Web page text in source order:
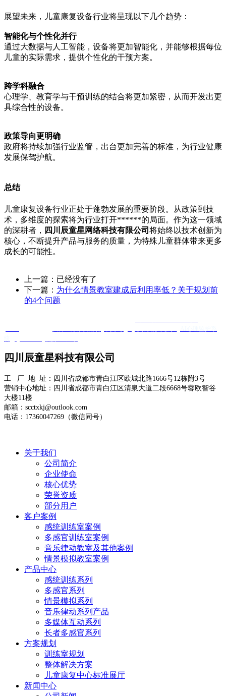
展望未来，儿童康复设备行业将呈现以下几个趋势：
智能化与个性化并行
通过大数据与人工智能，设备将更加智能化，并能够根据每位
儿童的实际需求，提供个性化的干预方案。
跨学科融合
心理学、教育学与干预训练的结合将更加紧密，从而开发出更
具综合性的设备。
政策导向更明确
政府将持续加强行业监管，出台更加完善的标准，为行业健康
发展保驾护航。
总结
儿童康复设备行业正处于蓬勃发展的重要阶段。从政策到技
术，多维度的探索将为行业打开******的局面。作为这一领域
的深耕者， 四川辰童星网络科技有限公司 将始终以技术创新为
核心，不断提升产品与服务的质量，为特殊儿童群体带来更多
成长的可能性。
上一篇：已经没有了
下一篇： 为什么情景教室建成后利用率低？关于规划前
的4个问题
四川辰童星科技有限公司
工 厂 地 址：四川省成都市青白江区欧城北路1666号12栋附3号
营销中心地址：四川省成都市青白江区清泉大道二段6668号蓉欧智谷
大楼11楼
邮箱：scctxkj@outlook.com
电话：17360047269（微信同号）
关于我们
公司简介
企业使命
核心优势
荣誉资质
部分用户
客户案例
感统训练室案例
多感官训练室案例
音乐律动教室及其他案例
情景模拟教室案例
产品中心
感统训练系列
多感官系列
情景模拟系列
音乐律动系列产品
多媒体互动系列
长者多感官系列
方案规划
训练室规划
整体解决方案
儿童康复中心标准展厅
新闻中心